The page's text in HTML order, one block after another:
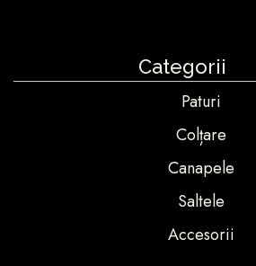
Categorii
Paturi
Colțare
Canapele
Saltele
Accesorii